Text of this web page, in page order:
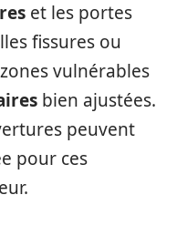
et les portes
fissures ou
vulnérables
bien ajustées.
peuvent
pour ces